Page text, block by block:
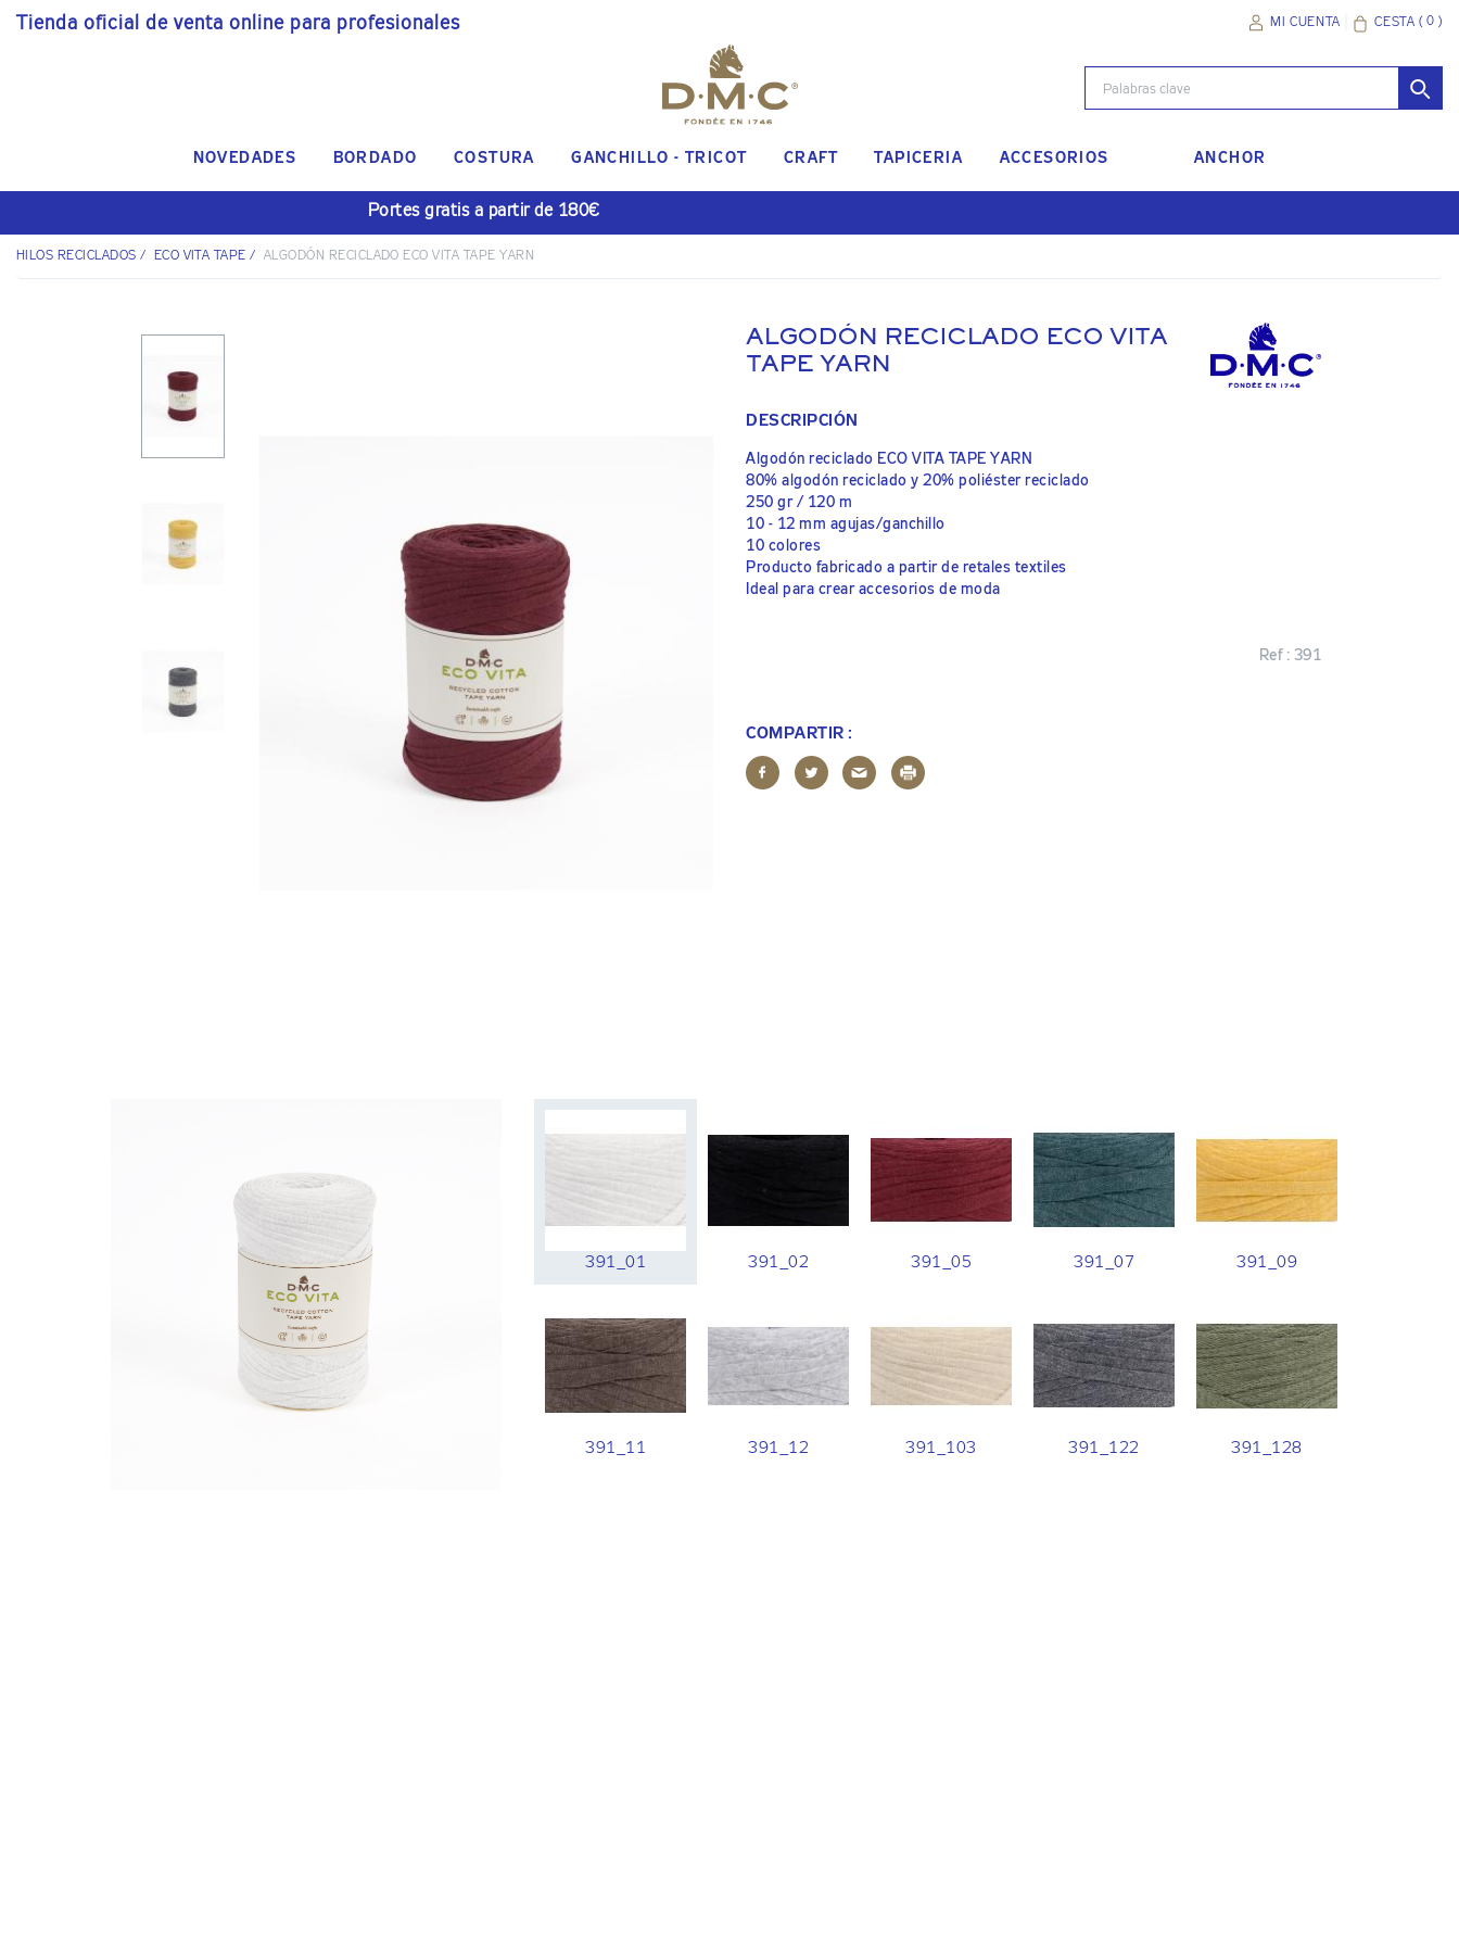
Tienda oficial de venta online para profesionales MI CUENTA CESTA ( 0 )
NOVEDADES BORDADO COSTURA GANCHILLO - TRICOT CRAFT TAPICERIA ACCESORIOS ANCHOR
Portes gratis a partir de 180€
HILOS RECICLADOS / ECO VITA TAPE / ALGODÓN RECICLADO ECO VITA TAPE YARN
ALGODÓN RECICLADO ECO VITA
TAPE YARN
DESCRIPCIÓN
Algodón reciclado ECO VITA TAPE YARN
80% algodón reciclado y 20% poliéster reciclado
250 gr / 120 m
10 - 12 mm agujas/ganchillo
10 colores
Producto fabricado a partir de retales textiles
Ideal para crear accesorios de moda
Ref : 391
COMPARTIR :
391_01
391_11
391_02
391_12
391_05
391_103
391_07
391_122
391_09
391_128